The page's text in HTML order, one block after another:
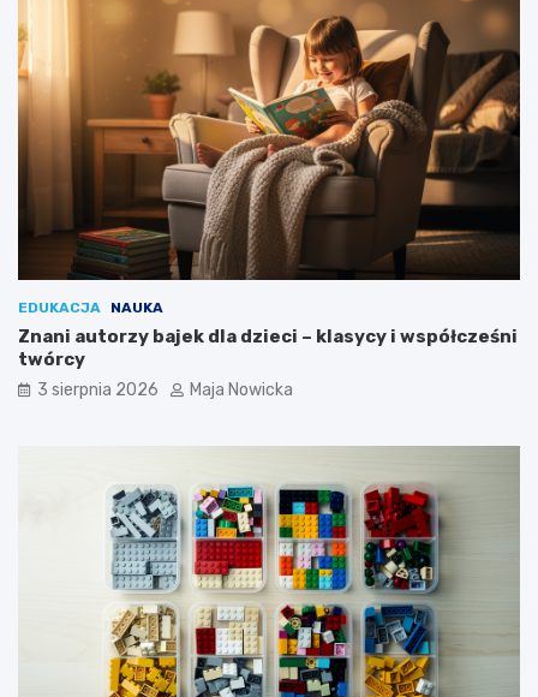
EDUKACJA NAUKA
Znani autorzy bajek dla dzieci – klasycy i współcześni
twórcy
3 sierpnia 2026 Maja Nowicka